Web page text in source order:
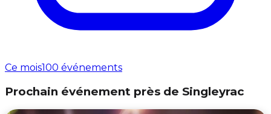
Ce mois100 événements
Prochain événement près de Singleyrac